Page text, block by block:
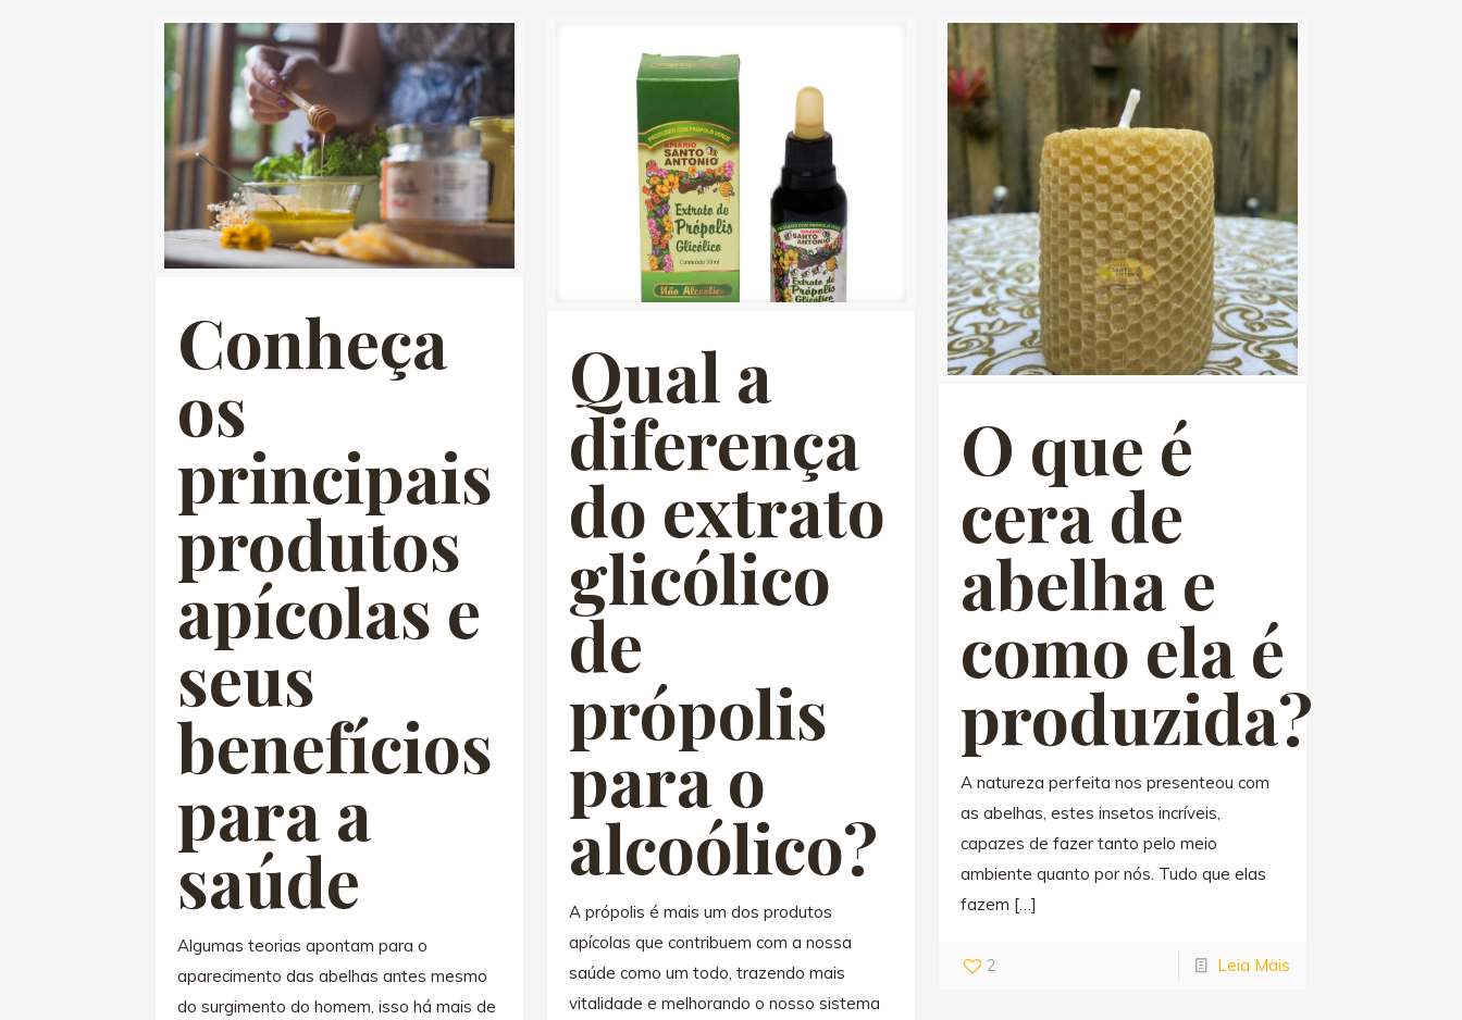
Conheça
os
principais
produtos
apícolas e
seus
benefícios
para a
saúde
Algumas teorias apontam para o
aparecimento das abelhas antes mesmo
do surgimento do homem, isso há mais de
Qual a
diferença
do extrato
glicólico
de
própolis
para o
alcoólico?
A própolis é mais um dos produtos
apícolas que contribuem com a nossa
saúde como um todo, trazendo mais
vitalidade e melhorando o nosso sistema
O que é
cera de
abelha e
como ela é
produzida?
A natureza perfeita nos presenteou com
as abelhas, estes insetos incríveis,
capazes de fazer tanto pelo meio
ambiente quanto por nós. Tudo que elas
fazem […]
2 Leia Mais